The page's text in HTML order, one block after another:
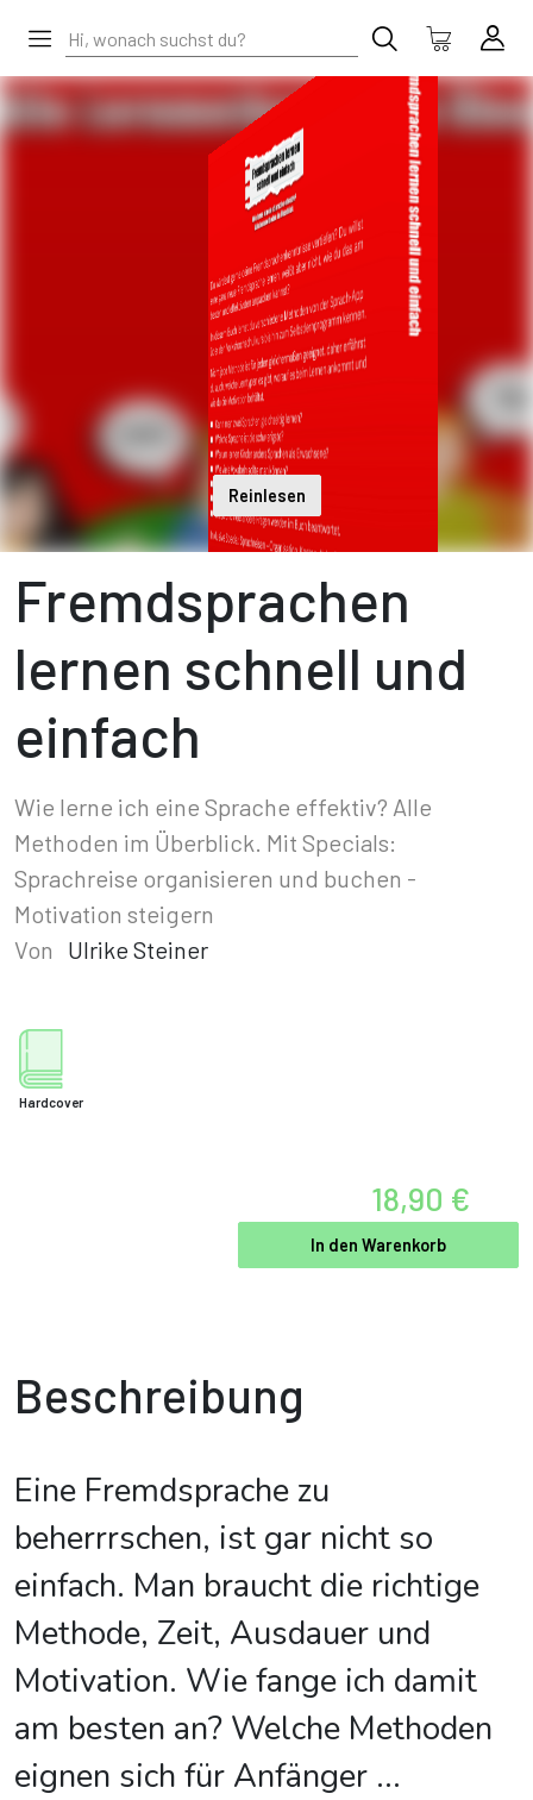
Reinlesen
Fremdsprachen
lernen schnell und
einfach
Wie lerne ich eine Sprache effektiv? Alle
Methoden im Überblick. Mit Specials:
Sprachreise organisieren und buchen -
Motivation steigern
Von
Ulrike Steiner
Hardcover
18,90 €
In den Warenkorb
Beschreibung
Eine Fremdsprache zu
beherrrschen, ist gar nicht so
einfach. Man braucht die richtige
Methode, Zeit, Ausdauer und
Motivation. Wie fange ich damit
am besten an? Welche Methoden
eignen sich für Anfänger ...